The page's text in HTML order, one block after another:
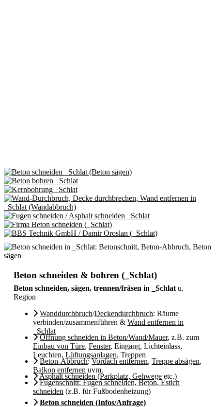
Beton schneiden & bohren (_Schlat)
Beton schneiden, sägen, trennen/fräsen in _Schlat u.
Region
Wanddurchbruch/Deckendurchbruch: Räume
verbinden/zusammenführen & Wand entfernen in
_Schlat
Öffnung schneiden in Beton/Wand/Mauer, z.B. zum
Einbau von Türe, Fenster, Eingang, Lichteinlass,
Leuchten, Lüftungsanlagen, Treppen
Beton-Abbruch:Vordach entfernen, Treppe absägen,
Balkon entfernen uvm.
Asphalt schneiden (Parkplatz, Gehwege etc.)
Fugenschnitt: Fugen schneiden, Beton, Estich
schneiden (z.B. für Fußbodenheizung)
Beton schneiden (Infos/Anfrage)